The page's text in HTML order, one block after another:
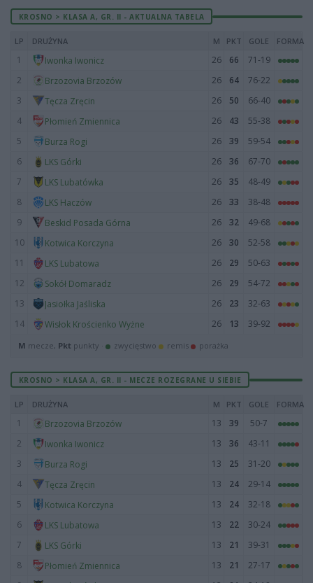
KROSNO > KLASA A, GR. II - AKTUALNA TABELA
LP DRUŻYNA M PKT GOLE FORMA
1 Iwonka Iwonicz 26 66
71-19
2
Brzozovia Brzozów 26 64
76-22
3
Tęcza Zręcin 26 50
66-40
4
Płomień Zmiennica 26 43
55-38
5
Burza Rogi 26 39
59-54
6
LKS Górki 26 36
67-70
7
LKS Lubatówka 26 35
48-49
8
LKS Haczów 26 33
38-48
9
Beskid Posada Górna 26 32
49-68
10
Kotwica Korczyna 26 30
52-58
11
LKS Lubatowa 26 29
50-63
12
Sokół Domaradz 26 29
54-72
13
Jasiołka Jaśliska 26 23
32-63
14
Wisłok Krościenko Wyżne 26 13 39-92
M mecze, Pkt punkty · zwycięstwo remis porażka
KROSNO > KLASA A, GR. II - MECZE ROZEGRANE U SIEBIE
LP DRUŻYNA M PKT GOLE FORMA
1 Brzozovia Brzozów 13 39
50-7
2
Iwonka Iwonicz 13 36
43-11
3
Burza Rogi 13 25
31-20
4
Tęcza Zręcin 13 24
29-14
5
Kotwica Korczyna 13 24
32-18
6
LKS Lubatowa 13 22
30-24
7
LKS Górki 13 21
39-31
8
Płomień Zmiennica 13 21
27-17